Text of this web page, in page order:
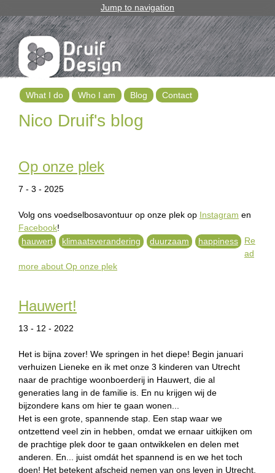
Jump to navigation
Nico Druif's blog
Op onze plek
7 - 3 - 2025
Volg ons voedselbosavontuur op onze plek op Instagram en
Facebook!
hauwert
klimaatsverandering duurzaam happiness
Re
ad
more about Op onze plek
Hauwert!
13 - 12 - 2022
Het is bijna zover! We springen in het diepe! Begin januari
verhuizen Lieneke en ik met onze 3 kinderen van Utrecht
naar de prachtige woonboerderij in Hauwert, die al
generaties lang in de familie is. En nu krijgen wij de
bijzondere kans om hier te gaan wonen...
Het is een grote, spannende stap. Een stap waar we
ontzettend veel zin in hebben, omdat we ernaar uitkijken om
de prachtige plek door te gaan ontwikkelen en delen met
anderen. En... juist omdát het spannend is en we het toch
doen! Het betekent afscheid nemen van ons leven in Utrecht,
M
i
n
e
n
u
n
g
l
i
s
h
What I do Who I am Blog Contact